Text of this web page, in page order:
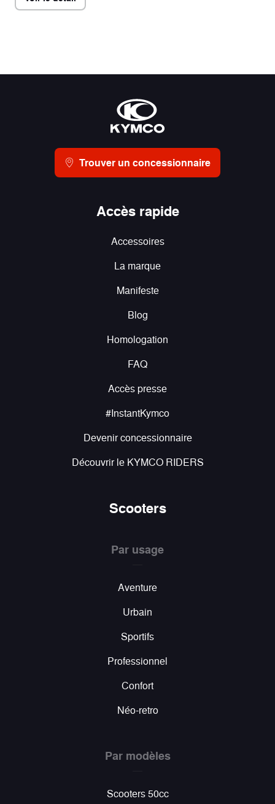
Trouver un concessionnaire
Accès rapide
Accessoires
La marque
Manifeste
Blog
Homologation
FAQ
Accès presse
#InstantKymco
Devenir concessionnaire
Découvrir le KYMCO RIDERS
Scooters
Par usage
Aventure
Urbain
Sportifs
Professionnel
Confort
Néo-retro
Par modèles
Scooters 50cc